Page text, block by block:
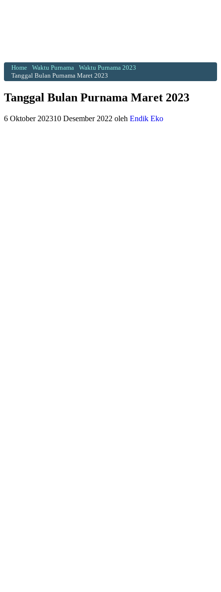
Home Waktu Purnama
Waktu Purnama 2023
Tanggal Bulan Purnama Maret 2023
Tanggal Bulan Purnama Maret 2023
6 Oktober 202310 Desember 2022 oleh Endik Eko